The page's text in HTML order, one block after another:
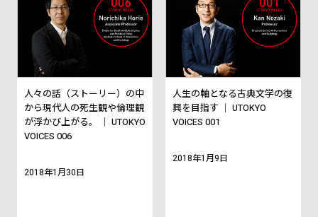
人々の話（ストーリー）の中
から現代人の死生観や倫理観
が浮かび上がる。 ｜ UTOKYO
VOICES 006
2018年1月30日
人生の軸となる古典文学の復
興を目指す ｜ UTOKYO
VOICES 001
2018年1月9日